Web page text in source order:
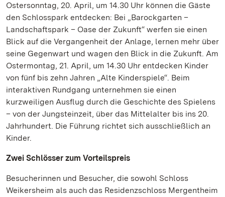
Ostersonntag, 20. April, um 14.30 Uhr können die Gäste
den Schlosspark entdecken: Bei „Barockgarten –
Landschaftspark – Oase der Zukunft“ werfen sie einen
Blick auf die Vergangenheit der Anlage, lernen mehr über
seine Gegenwart und wagen den Blick in die Zukunft. Am
Ostermontag, 21. April, um 14.30 Uhr entdecken Kinder
von fünf bis zehn Jahren „Alte Kinderspiele“. Beim
interaktiven Rundgang unternehmen sie einen
kurzweiligen Ausflug durch die Geschichte des Spielens
– von der Jungsteinzeit, über das Mittelalter bis ins 20.
Jahrhundert. Die Führung richtet sich ausschließlich an
Kinder.
Zwei Schlösser zum Vorteilspreis
Besucherinnen und Besucher, die sowohl Schloss
Weikersheim als auch das Residenzschloss Mergentheim